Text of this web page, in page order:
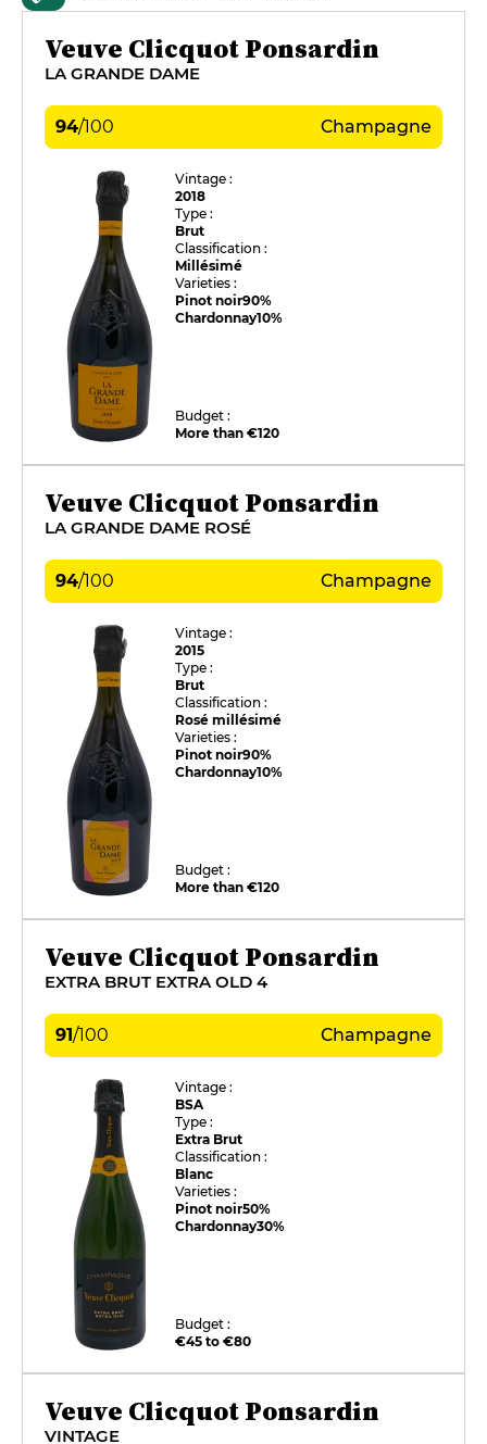
Veuve Clicquot Ponsardin
LA GRANDE DAME
94/100 Champagne
Vintage :
2018
Type :
Brut
Classification :
Millésimé
Varieties :
Pinot noir90%
Chardonnay10%
Budget :
More than €120
Veuve Clicquot Ponsardin
LA GRANDE DAME ROSÉ
94/100 Champagne
Vintage :
2015
Type :
Brut
Classification :
Rosé millésimé
Varieties :
Pinot noir90%
Chardonnay10%
Budget :
More than €120
Veuve Clicquot Ponsardin
EXTRA BRUT EXTRA OLD 4
91/100 Champagne
Vintage :
BSA
Type :
Extra Brut
Classification :
Blanc
Varieties :
Pinot noir50%
Chardonnay30%
Budget :
€45 to €80
Veuve Clicquot Ponsardin
VINTAGE